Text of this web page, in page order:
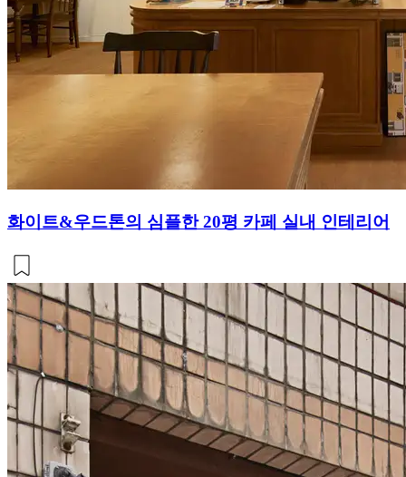
화이트&우드톤의 심플한 20평 카페 실내 인테리어